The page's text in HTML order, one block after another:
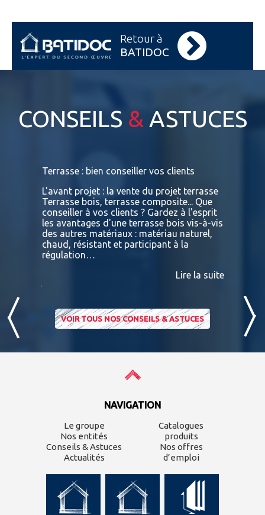
Retour à
BATIDOC
CONSEILS & ASTUCES
la suite
Terrasse : bien conseiller vos clients
L'avant projet : la vente du projet terrasse
Terrasse bois, terrasse composite... Que
conseiller à vos clients ? Gardez à l'esprit
les avantages d'une terrasse bois vis-à-vis
des autres matériaux : matériau naturel,
chaud, résistant et participant à la
régulation…
Lire la suite
VOIR TOUS NOS CONSEILS & ASTUCES
NAVIGATION
Le groupe
Nos entités
Conseils & Astuces
Actualités
Catalogues
produits
Nos offres
d’emploi